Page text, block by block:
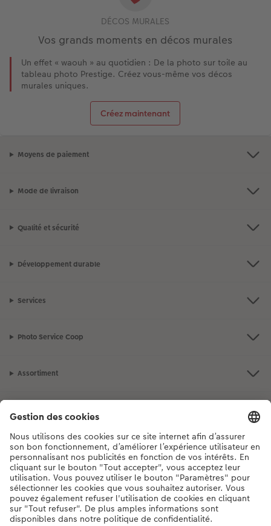
DÉCOS MURALES
Vos grands moments en décos murales
Un effet « waouh » au quotidien : De la photo sur toile au
tableau photo Prestige. Créez vous-même vos décos
murales uniques.
Créez maintenant
Moyens de paiement
Mode de livraison
Qualité et sécurité
Développement durable
Services
Photo Service Coop
Assortiment
Si vous avez des questions concernant nos produits ou votre commande,
n'hésitez pas à nous contacter du lundi au dimanche, de 9h00 à 20h00
(hors jours fériés), au numéro de téléphone044 499 10 37• 7j/7 • de 9h à
20h
DE|FR|IT